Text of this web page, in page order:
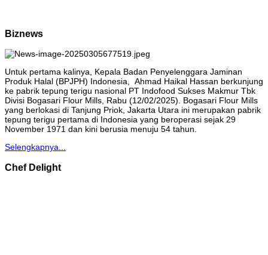
Biznews
Untuk pertama kalinya, Kepala Badan Penyelenggara Jaminan
Produk Halal (BPJPH) Indonesia, Ahmad Haikal Hassan berkunjung
ke pabrik tepung terigu nasional PT Indofood Sukses Makmur Tbk
Divisi Bogasari Flour Mills, Rabu (12/02/2025). Bogasari Flour Mills
yang berlokasi di Tanjung Priok, Jakarta Utara ini merupakan pabrik
tepung terigu pertama di Indonesia yang beroperasi sejak 29
November 1971 dan kini berusia menuju 54 tahun.
Selengkapnya...
Chef Delight